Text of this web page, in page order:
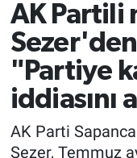
AK Partili
"Partiye
iddiasını
AK Parti
Sezer, Temmuz